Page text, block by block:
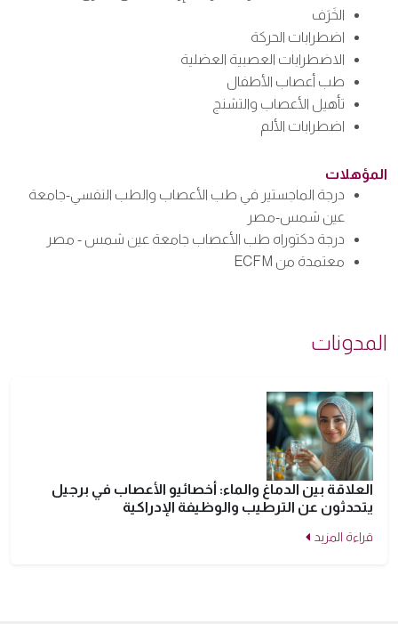
الخَرَف
اضطرابات الحركة
الاضطرابات العصبية العضلية
طب أعصاب الأطفال
تأهيل الأعصاب والتشنج
اضطرابات الألم
المؤهلات
درجة الماجستير في طب الأعصاب والطب النفسي-جامعة
عين شمس-مصر
درجة دكتوراه طب الأعصاب جامعة عين شمس - مصر
معتمدة من ECFM
المدونات
العلاقة بين الدماغ والماء: أخصائيو الأعصاب في برجيل
يتحدثون عن الترطيب والوظيفة الإدراكية
قراءة المزيد